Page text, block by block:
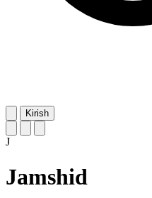
Kirish
J
Jamshid